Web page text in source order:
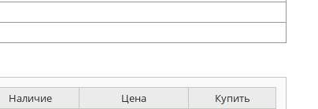
Наличие Цена Купить